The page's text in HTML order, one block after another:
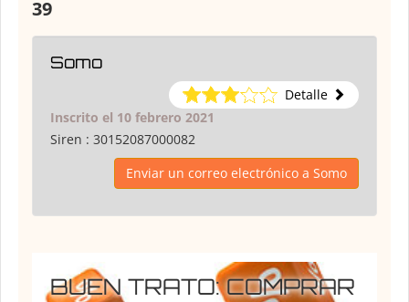
39
Somo
Detalle
Inscrito el 10 febrero 2021
Siren : 30152087000082
Enviar un correo electrónico a Somo
BUEN TRATO: COMPRAR